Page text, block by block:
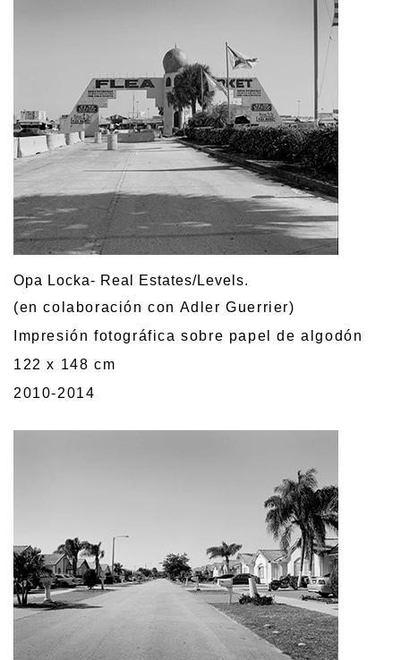
Opa Locka- Real Estates/Levels.
(en colaboración con Adler Guerrier)
Impresión fotográfica sobre papel de algodón
122 x 148 cm
2010-2014